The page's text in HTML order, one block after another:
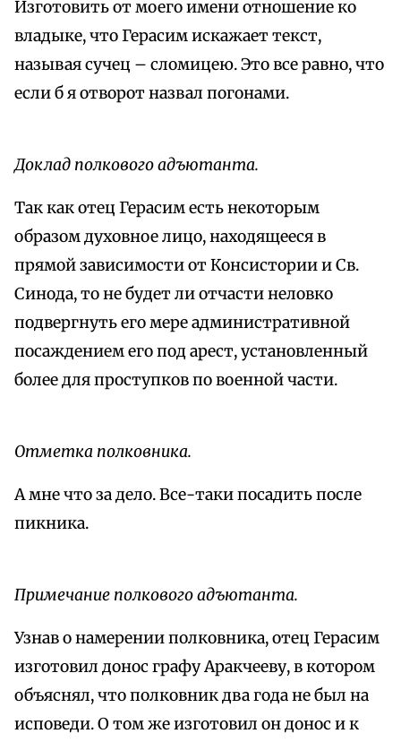
Изготовить от моего имени отношение ко
владыке, что Герасим искажает текст,
называя сучец – сломицею. Это все равно, что
если б я отворот назвал погонами.
Доклад полкового адъютанта.
Так как отец Герасим есть некоторым
образом духовное лицо, находящееся в
прямой зависимости от Консистории и Св.
Синода, то не будет ли отчасти неловко
подвергнуть его мере административной
посаждением его под арест, установленный
более для проступков по военной части.
Отметка полковника.
А мне что за дело. Все-таки посадить после
пикника.
Примечание полкового адъютанта.
Узнав о намерении полковника, отец Герасим
изготовил донос графу Аракчееву, в котором
объяснял, что полковник два года не был на
исповеди. О том же изготовил он донос и к